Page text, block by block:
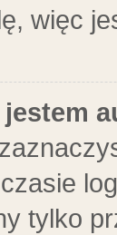
więc
jestem
tylko